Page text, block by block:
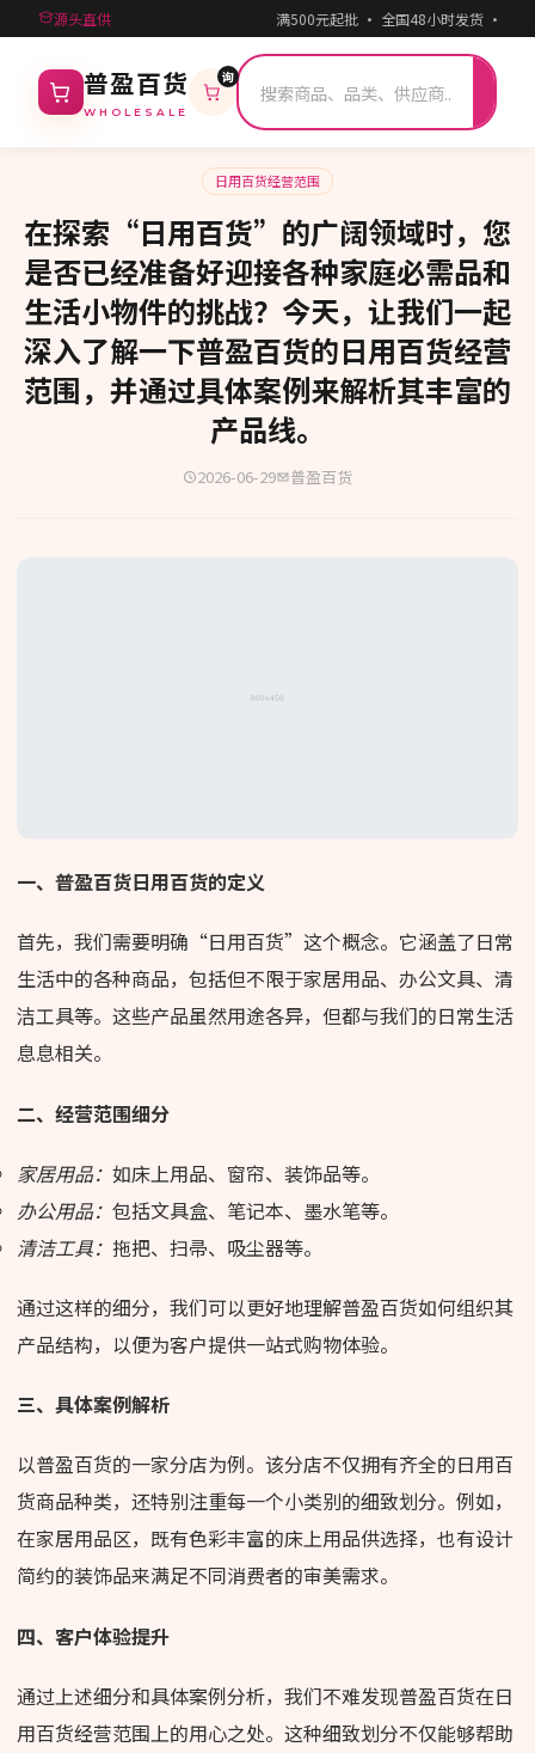
源头直供 满500元起批 · 全国48小时发货 · 一
普盈百货
WHOLESALE
询
日用百货经营范围
在探索“日用百货”的广阔领域时，您
是否已经准备好迎接各种家庭必需品和
生活小物件的挑战？今天，让我们一起
深入了解一下普盈百货的日用百货经营
范围，并通过具体案例来解析其丰富的
产品线。
2026-06-29 普盈百货
一、普盈百货日用百货的定义
首先，我们需要明确“日用百货”这个概念。它涵盖了日常
生活中的各种商品，包括但不限于家居用品、办公文具、清
洁工具等。这些产品虽然用途各异，但都与我们的日常生活
息息相关。
二、经营范围细分
家居用品： 如床上用品、窗帘、装饰品等。
办公用品： 包括文具盒、笔记本、墨水笔等。
清洁工具： 拖把、扫帚、吸尘器等。
通过这样的细分，我们可以更好地理解普盈百货如何组织其
产品结构，以便为客户提供一站式购物体验。
三、具体案例解析
以普盈百货的一家分店为例。该分店不仅拥有齐全的日用百
货商品种类，还特别注重每一个小类别的细致划分。例如，
在家居用品区，既有色彩丰富的床上用品供选择，也有设计
简约的装饰品来满足不同消费者的审美需求。
四、客户体验提升
通过上述细分和具体案例分析，我们不难发现普盈百货在日
用百货经营范围上的用心之处。这种细致划分不仅能够帮助